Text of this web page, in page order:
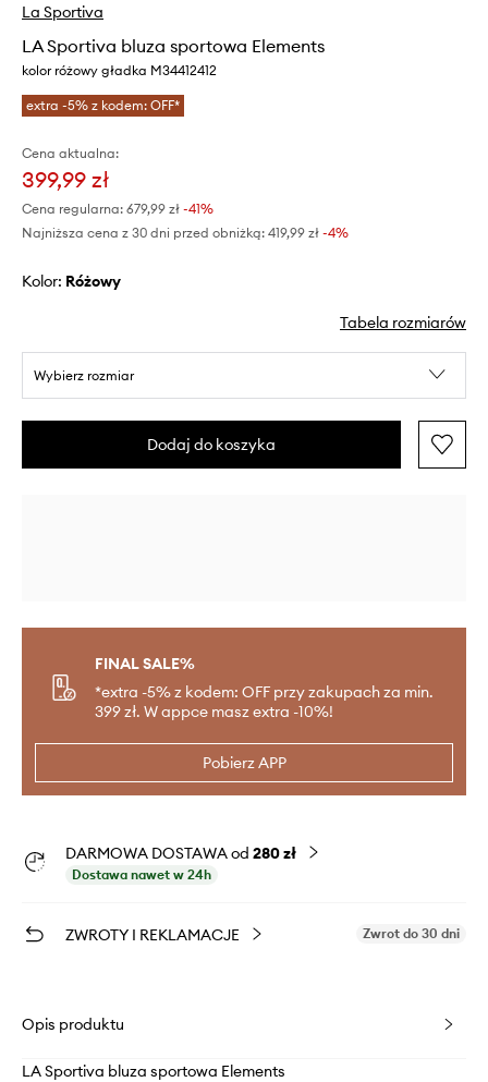
La Sportiva
LA Sportiva bluza sportowa Elements
kolor różowy gładka M34412412
extra -5% z kodem: OFF*
Cena aktualna:
399,99 zł
Cena regularna: 679,99 zł -41%
Najniższa cena z 30 dni przed obniżką: 419,99 zł -4%
Kolor: różowy
Tabela rozmiarów
Wybierz rozmiar
Dodaj do koszyka
FINAL SALE%
*extra -5% z kodem: OFF przy zakupach za min.
399 zł. W appce masz extra -10%!
Pobierz APP
DARMOWA DOSTAWA od 280 zł
Dostawa nawet w 24h
ZWROTY I REKLAMACJE Zwrot do 30 dni
Opis produktu
LA Sportiva bluza sportowa Elements